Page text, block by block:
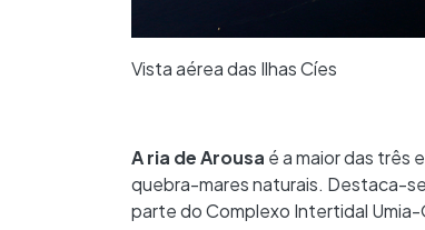
Vista aérea das Ilhas Cíes
A ria de Arousa é a maior das três
quebra-mares naturais. Destaca-
parte do Complexo Intertidal Umia-